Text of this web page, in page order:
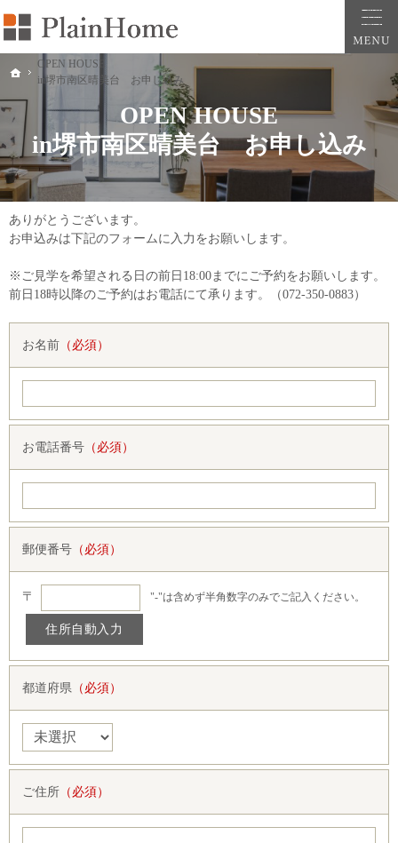
OPEN HOUSE
in堺市南区晴美台 お申し込み
大阪・堺市での新築一戸建ては工務店の「PlainHome平原建築工房」へおまかせ。自然
堺市をはじめ大阪府全域での新築注文住宅ならプレインホームへ。自然素材の心地よさ
ありがとうございます。
お申込みは下記のフォームに入力をお願いします。
※ご見学を希望される日の前日18:00までにご予約をお願いします。
前日18時以降のご予約はお電話にて承ります。（072-350-0883）
お名前 （必須）
お電話番号 （必須）
郵便番号 （必須）
〒 "-"は含めず半角数字のみでご記入ください。
都道府県 （必須）
ご住所 （必須）
ホーム
OPEN HOUSE
in堺市南区晴美台 お申し込み